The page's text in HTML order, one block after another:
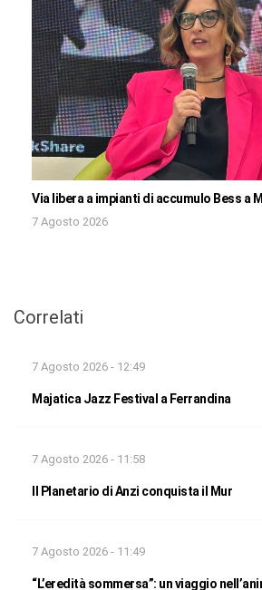
Via libera a impianti di accumulo Bess a
7 Agosto 2026
Correlati
7 Agosto 2026 - 12:49
Majatica Jazz Festival a Ferrandina
7 Agosto 2026 - 11:58
Il Planetario di Anzi conquista il Mur
7 Agosto 2026 - 11:49
“L’eredità sommersa”: un viaggio